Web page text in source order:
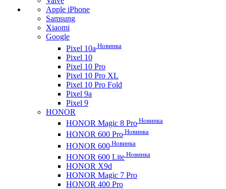
Apple iPhone
Samsung
Xiaomi
Google
Pixel 10a Новинка
Pixel 10
Pixel 10 Pro
Pixel 10 Pro XL
Pixel 10 Pro Fold
Pixel 9a
Pixel 9
HONOR
HONOR Magic 8 Pro Новинка
HONOR 600 Pro Новинка
HONOR 600 Новинка
HONOR 600 Lite Новинка
HONOR X9d
HONOR Magic 7 Pro
HONOR 400 Pro